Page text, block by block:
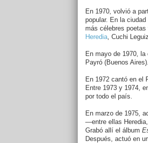
En 1970, volvió a
popular. En la
más célebres
Heredia, Cuchi
En mayo de 1970, la
Payró (Buenos Aires).
En 1972 cantó en el
Entre 1973 y 1974,
por todo el país.
En marzo de 1975,
―entre ellas
Grabó allí el álbum
Después, actuó en